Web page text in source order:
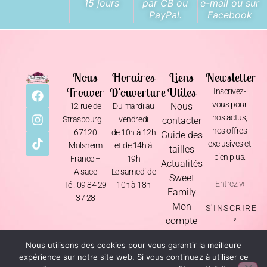
15 jours
par CB ou
PayPal.
e-mail ou sur
Facebook
Nous
Trouver
12 rue de
Strasbourg –
67120
Molsheim
France –
Alsace
Tél. 09 84 29
37 28
Horaires
D'ouverture
Du mardi au
vendredi
de 10h à 12h
et de 14h à
19h
Le samedi de
10h à 18h
Liens
Utiles
Nous
contacter
Guide des
tailles
Actualités
Sweet
Family
Mon
compte
Newsletter
Inscrivez-
vous pour
nos actus,
nos offres
exclusives et
bien plus.
S'INSCRIRE
⟶
Mentions Légales•CGV •Livraison & Retours• Politique de Confidentialité
Nous utilisons des cookies pour vous garantir la meilleure
expérience sur notre site web. Si vous continuez à utiliser ce